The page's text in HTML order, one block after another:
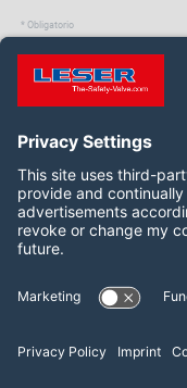
* Obligatorio
LinkedIn